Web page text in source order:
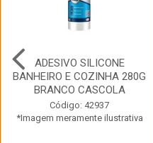
ADESIVO SILICONE
BANHEIRO E COZINHA 280G
BRANCO CASCOLA
Código: 42937
*Imagem meramente ilustrativa